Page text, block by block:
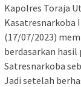
Kapolres Toraja
Kasatresnarkoba
(17/07/2023)
berdasarkan
Satresnarkoba
Jadi setelah